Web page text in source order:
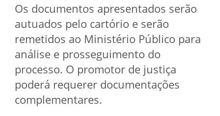
Os documentos apresentados serão
autuados pelo cartório e serão
remetidos ao Ministério Público para
análise e prosseguimento do
processo. O promotor de justiça
poderá requerer documentações
complementares.